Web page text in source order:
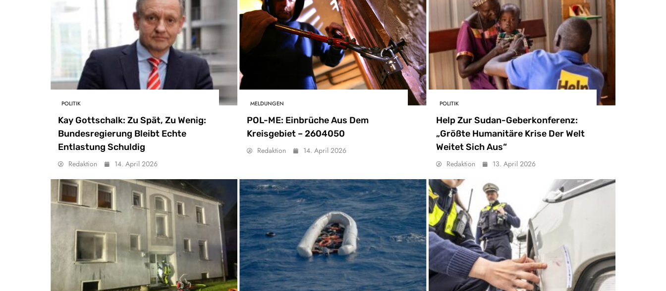
POLITIK
Kay Gottschalk: Zu Spät, Zu Wenig:
Bundesregierung Bleibt Echte
Entlastung Schuldig
Redaktion 14. April 2026
MELDUNGEN
POL-ME: Einbrüche Aus Dem
Kreisgebiet – 2604050
Redaktion 14. April 2026
POLITIK
Help Zur Sudan-Geberkonferenz:
„Größte Humanitäre Krise Der Welt
Weitet Sich Aus“
Redaktion 13. April 2026